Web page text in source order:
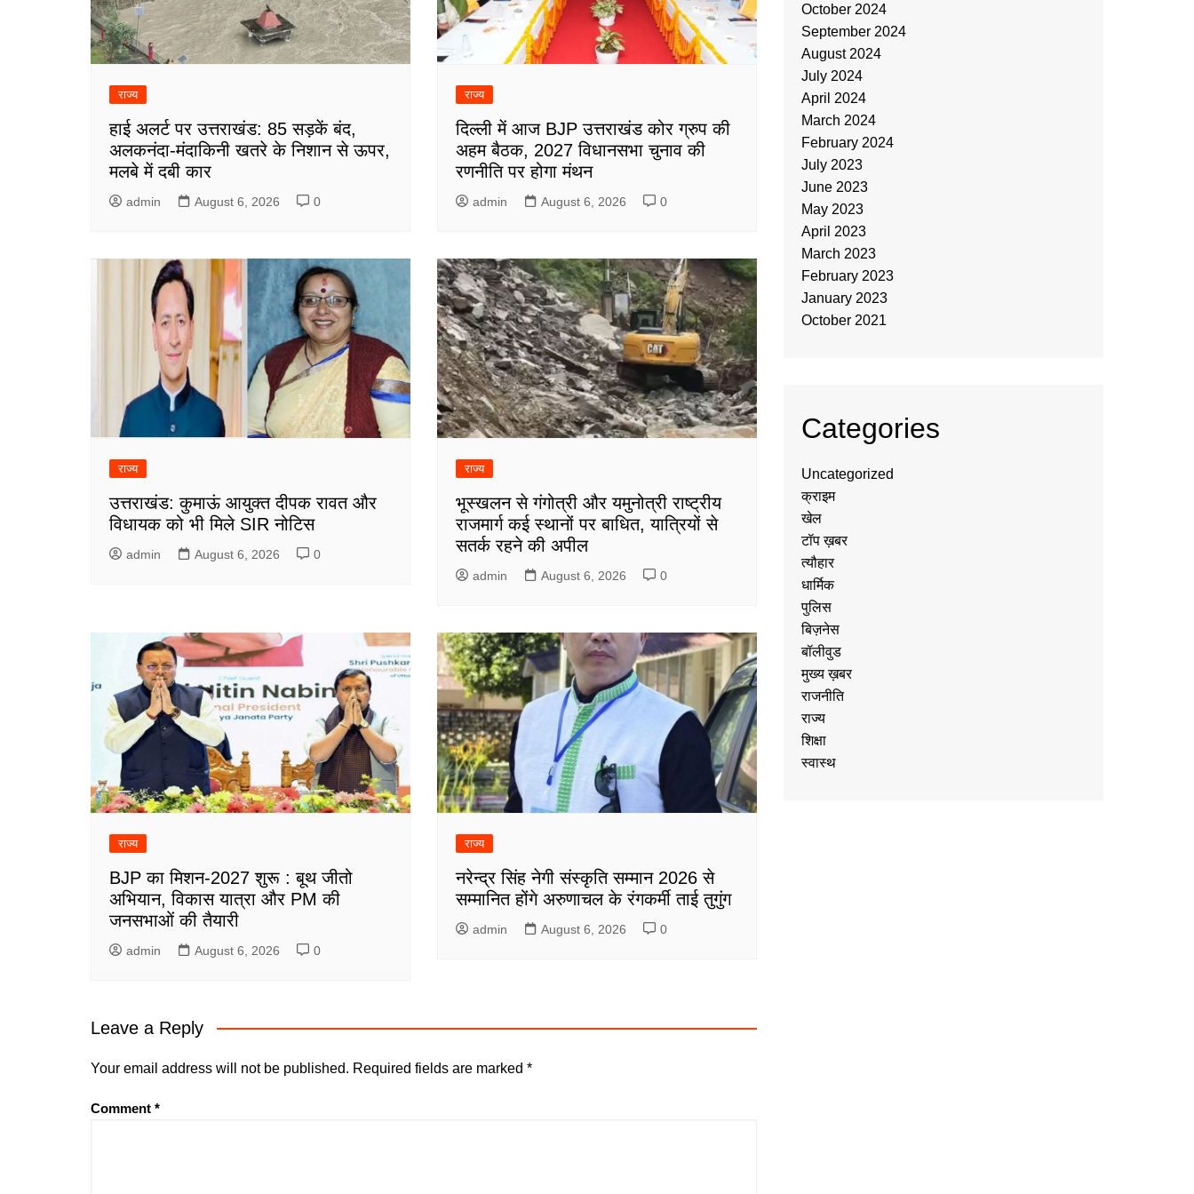
राज्य
हाई अलर्ट पर उत्तराखंड: 85 सड़कें बंद,
अलकनंदा-मंदाकिनी खतरे के निशान से ऊपर,
मलबे में दबी कार
admin August 6, 2026 0
राज्य
दिल्ली में आज BJP उत्तराखंड कोर ग्रुप की
अहम बैठक, 2027 विधानसभा चुनाव की
रणनीति पर होगा मंथन
admin August 6, 2026 0
राज्य
उत्तराखंड: कुमाऊं आयुक्त दीपक रावत और
विधायक को भी मिले SIR नोटिस
admin August 6, 2026 0
राज्य
भूस्खलन से गंगोत्री और यमुनोत्री राष्ट्रीय
राजमार्ग कई स्थानों पर बाधित, यात्रियों से
सतर्क रहने की अपील
admin August 6, 2026 0
राज्य
BJP का मिशन-2027 शुरू : बूथ जीतो
अभियान, विकास यात्रा और PM की
जनसभाओं की तैयारी
admin August 6, 2026 0
राज्य
नरेन्द्र सिंह नेगी संस्कृति सम्मान 2026 से
सम्मानित होंगे अरुणाचल के रंगकर्मी ताई तुगुंग
admin August 6, 2026 0
Leave a Reply
Your email address will not be published. Required fields are marked *
Comment *
October 2024
September 2024
August 2024
July 2024
April 2024
March 2024
February 2024
July 2023
June 2023
May 2023
April 2023
March 2023
February 2023
January 2023
October 2021
Categories
Uncategorized
क्राइम
खेल
टॉप ख़बर
त्यौहार
धार्मिक
पुलिस
बिज़नेस
बॉलीवुड
मुख्य ख़बर
राजनीति
राज्य
शिक्षा
स्वास्थ